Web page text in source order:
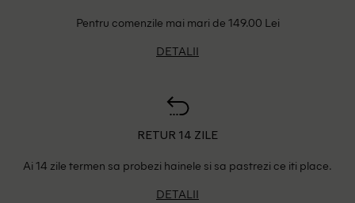
Pentru comenzile mai mari de 149.00 Lei
DETALII
RETUR 14 ZILE
Ai 14 zile termen sa probezi hainele si sa pastrezi ce iti place.
DETALII